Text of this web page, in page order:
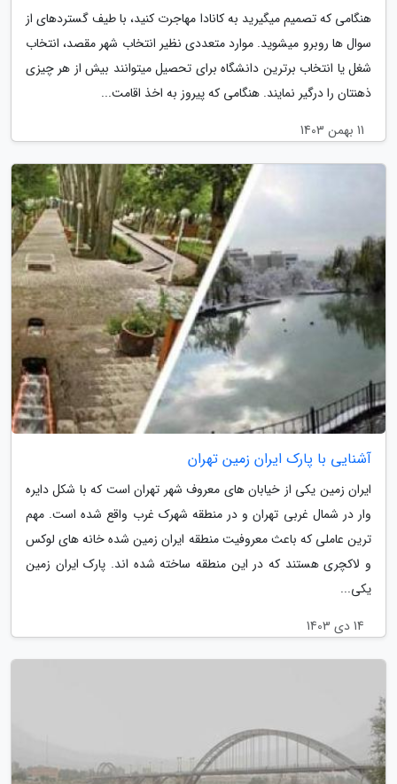
هنگامی که تصمیم می­گیرید به کانادا مهاجرت کنید، با طیف گسترده­ای از
سوال ها روبرو می­شوید. موارد متعددی نظیر انتخاب شهر مقصد، انتخاب
شغل یا انتخاب برترین دانشگاه برای تحصیل می­توانند بیش از هر چیزی
ذهنتان را درگیر نمایند. هنگامی که پیروز به اخذ اقامت...
11 بهمن 1403
آشنایی با پارک ایران زمین تهران
ایران زمین یکی از خیابان های معروف شهر تهران است که با شکل دایره
وار در شمال غربی تهران و در منطقه شهرک غرب واقع شده است. مهم
ترین عاملی که باعث معروفیت منطقه ایران زمین شده خانه های لوکس
و لاکچری هستند که در این منطقه ساخته شده اند. پارک ایران زمین
یکی...
14 دی 1403